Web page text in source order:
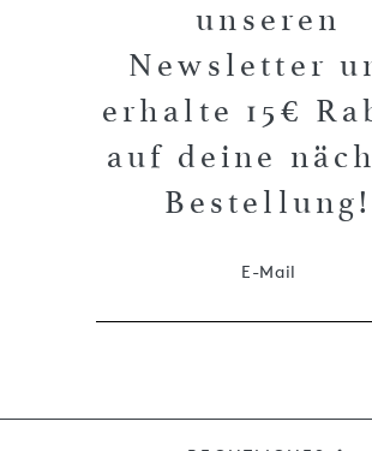
unseren
Newsletter
erhalte 15€
auf deine
Bestellung!
E-Mail